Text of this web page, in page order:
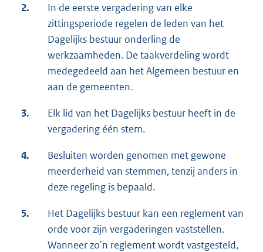
2.
In de eerste vergadering van elke
zittingsperiode regelen de leden van het
Dagelijks bestuur onderling de
werkzaamheden. De taakverdeling wordt
medegedeeld aan het Algemeen bestuur en
aan de gemeenten.
3.
Elk lid van het Dagelijks bestuur heeft in de
vergadering één stem.
4.
Besluiten worden genomen met gewone
meerderheid van stemmen, tenzij anders in
deze regeling is bepaald.
5.
Het Dagelijks bestuur kan een reglement van
orde voor zijn vergaderingen vaststellen.
Wanneer zo'n reglement wordt vastgesteld,